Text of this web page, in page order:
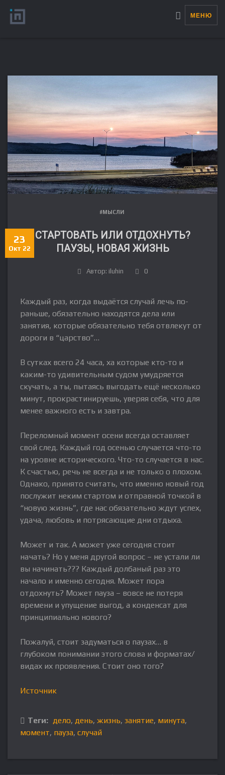
МЕНЮ
#МЫСЛИ
СТАРТОВАТЬ ИЛИ ОТДОХНУТЬ?
ПАУЗЫ, НОВАЯ ЖИЗНЬ
23
Окт 22
Автор: iluhin 0
Каждый раз, когда выдаётся случай лечь по-
раньше, обязательно находятся дела или
занятия, которые обязательно тебя отвлекут от
дороги в “царство”…
В сутках всего 24 часа, ха которые кто-то и
каким-то удивительным судом умудряется
скучать, а ты, пытаясь выгодать ещё несколько
минут, прокрастинируешь, уверяя себя, что для
менее важного есть и завтра.
Переломный момент осени всегда оставляет
свой след. Каждый год осенью случается что-то
на уровне исторического. Что-то случается в нас.
К счастью, речь не всегда и не только о плохом.
Однако, принято считать, что именно новый год
послужит неким стартом и отправной точкой в
“новую жизнь”, где нас обязательно ждут успех,
удача, любовь и потрясающие дни отдыха.
Может и так. А может уже сегодня стоит
начать? Но у меня другой вопрос – не устали ли
вы начинать??? Каждый долбаный раз это
начало и именно сегодня. Может пора
отдохнуть? Может пауза – вовсе не потеря
времени и упущение выгод, а конденсат для
принципиально нового?
Пожалуй, стоит задуматься о паузах… в
глубоком понимании этого слова и форматах/
видах их проявления. Стоит оно того?
Источник
Теги: дело, день, жизнь, занятие, минута,
момент, пауза, случай